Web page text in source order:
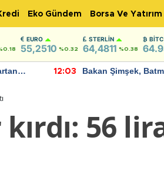
Eko Gündem Borsa Ve Yatırım
EURO
55,2510 %0.32
STERLIN
64,4811 %0.38
12:03
Bakan Şimşek,
56